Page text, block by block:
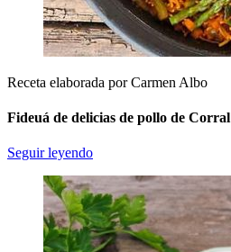
Receta elaborada por Carmen Albo
Fideuá de delicias de pollo de Corral
Seguir leyendo